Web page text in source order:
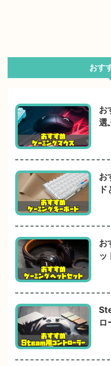
おす
お
選
お
お
ッ
ロ